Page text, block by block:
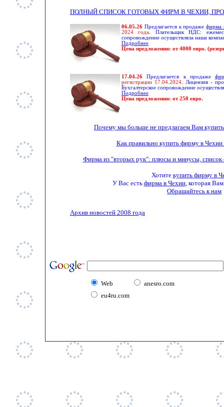
ПОЛНЫЙ СПИСОК ГОТОВЫХ ФИРМ В ЧЕХИИ,
06.05.26 Предлагается к продажефирма
2024 года . Плательщик НДС:
сопровождение осуществляла наша
Подробнее
Цена предложения: от 4000 евро.
17.04.26 Предлагается к продаже
регистрации 17.04.2024 . Лицензия -
Бухгалтерское сопровождение
Подробнее
Цена предложения: от 250 евро.
Почему мы больше не предлагаем Вам
Как правильно купить фирму в
Фирма из "вторых рук": плюсы и минусы, список
Хотите купить фирму в
У Вас есть фирма в Чехии, которая
Обращайтесь к нам
Архив новостей 2008 года
Web
anesro.com
eu4ru.com